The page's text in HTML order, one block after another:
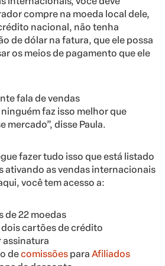
compre na moeda local dele,
nacional, não tenha
de dólar na fatura, que ele possa
os meios de pagamento que ele
fala de vendas
faz isso melhor que
mercado”, disse Paula.
fazer tudo isso que está listado
ativando as vendas internacionais
você tem acesso a:
de 22 moedas
cartões de crédito
assinatura
decomissões para Afiliados